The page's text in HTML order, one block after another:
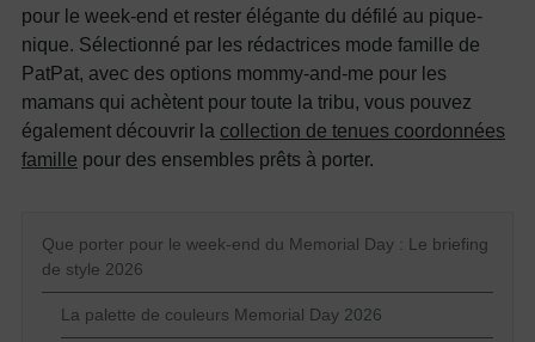
pour le week-end et rester élégante du défilé au pique-
nique. Sélectionné par les rédactrices mode famille de
PatPat, avec des options mommy-and-me pour les
mamans qui achètent pour toute la tribu, vous pouvez
également découvrir la collection de tenues coordonnées
famille pour des ensembles prêts à porter.
Que porter pour le week-end du Memorial Day : Le briefing
de style 2026
La palette de couleurs Memorial Day 2026